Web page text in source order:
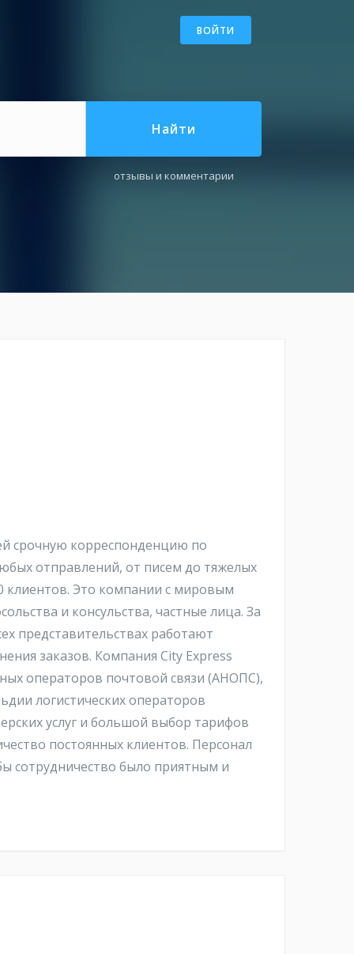
ВОЙТИ
Найти
отзывы и комментарии
срочную корреспонденцию по
отправлений, от писем до тяжелых
клиентов. Это компании с мировым
и консульства, частные лица. За
представительствах работают
заказов. Компания City Express
операторов почтовой связи (АНОПС),
логистических операторов
услуг и большой выбор тарифов
постоянных клиентов. Персонал
сотрудничество было приятным и